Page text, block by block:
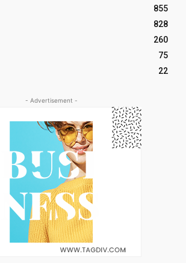
855
828
260
75
22
- Advertisement -